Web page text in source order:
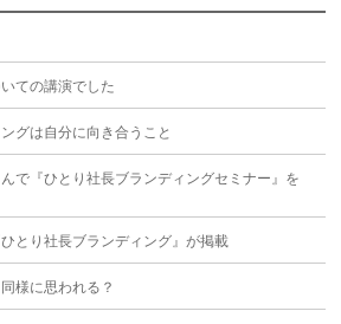
ての講演でした
グは自分に向き合うこと
で『ひとり社長ブランディングセミナー』を
とり社長ブランディング』が掲載
様に思われる？